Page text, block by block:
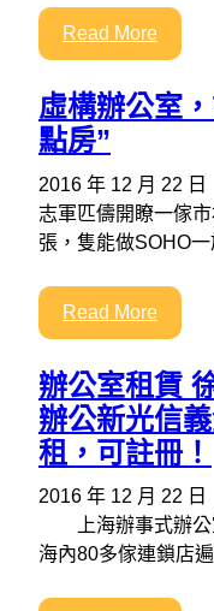
Read More
虛構辦公室
點房”
2016 年 12 月 22 日
志軍匹儔開瞭一傢
張，隻能做SOHO
Read More
辦公室租賃
辦公新光信
租，可註冊！
2016 年 12 月 22 日
上海辦事式辦公
海內80多傢連鎖店